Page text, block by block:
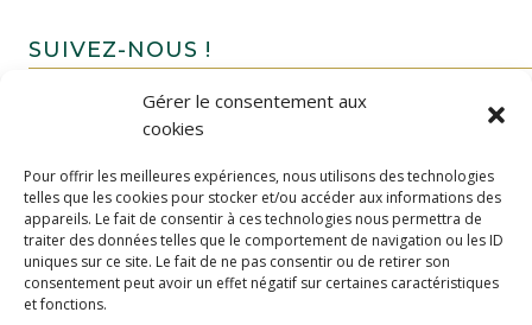
Gérer le consentement aux
cookies
Pour offrir les meilleures expériences, nous utilisons des technologies
telles que les cookies pour stocker et/ou accéder aux informations des
appareils. Le fait de consentir à ces technologies nous permettra de
traiter des données telles que le comportement de navigation ou les ID
uniques sur ce site. Le fait de ne pas consentir ou de retirer son
consentement peut avoir un effet négatif sur certaines caractéristiques
et fonctions.
SUIVEZ-NOUS !
FAIRE UN DON